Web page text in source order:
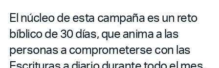
El núcleo de esta campaña es un reto
bíblico de 30 días, que anima a las
personas a comprometerse con las